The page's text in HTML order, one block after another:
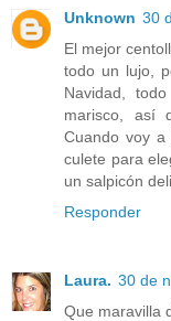
Unknown 30
El mejor
todo un lujo,
Navidad,
marisco, así
Cuando voy
culete para
un salpicón
Responder
Laura. 30 de
Que maravilla